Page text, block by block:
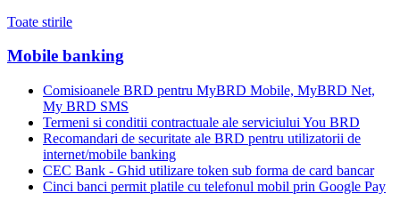
Toate stirile
Mobile banking
Comisioanele BRD pentru MyBRD Mobile, MyBRD Net,
My BRD SMS
Termeni si conditii contractuale ale serviciului You BRD
Recomandari de securitate ale BRD pentru utilizatorii de
internet/mobile banking
CEC Bank - Ghid utilizare token sub forma de card bancar
Cinci banci permit platile cu telefonul mobil prin Google Pay